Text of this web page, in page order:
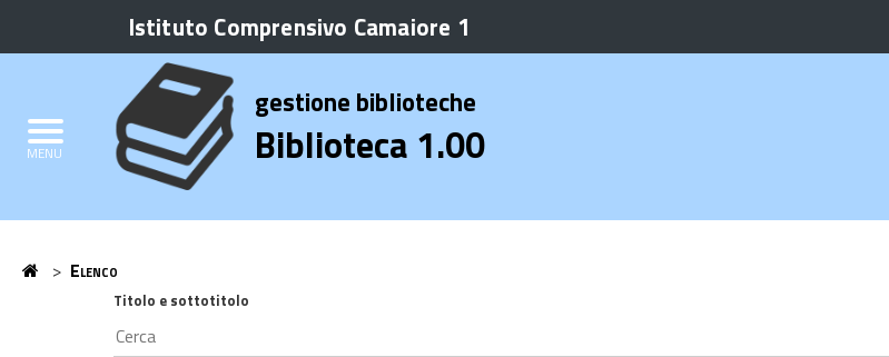
Credits
Istituto Comprensivo Camaiore 1
Biblioteca
MENU
gestione biblioteche
Biblioteca 1.00
Home
> Elenco
Titolo e sottotitolo